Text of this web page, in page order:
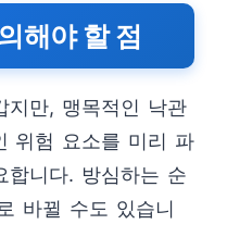
해야 할 점
지만, 맹목적인 낙관
위험 요소를 미리 파
합니다. 방심하는 순
바뀔 수도 있습니